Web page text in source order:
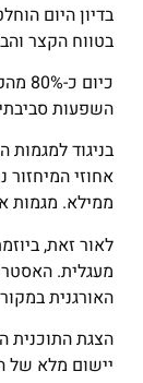
בדיון היום
בטווח הקצר
השפעות
ממילא. מגמות
לאור זאת,
מעגלית.
האורגנית
הצגת התוכנית
יישום מלא של